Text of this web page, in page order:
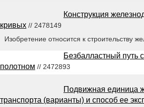
Конструкция
кривых // 2478149
Изобретение относится к строительству
Безбалластный путь
полотном // 2472893
Подвижная единица
транспорта (варианты) и способ ее